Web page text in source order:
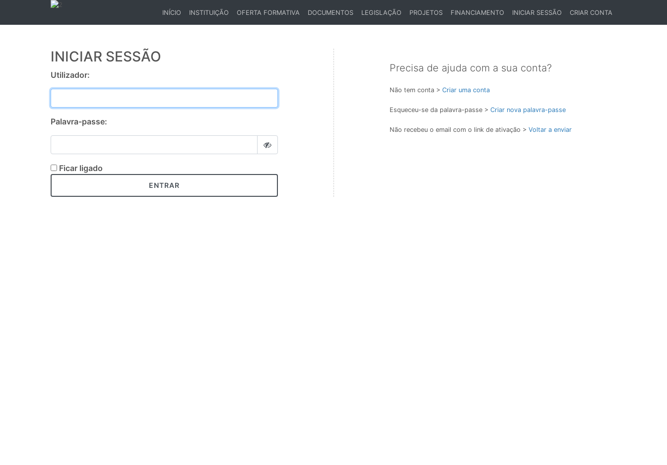
INÍCIO
INSTITUIÇÃO OFERTA FORMATIVA DOCUMENTOS LEGISLAÇÃO PROJETOS FINANCIAMENTO INICIAR SESSÃO CRIAR CONTA
INICIAR SESSÃO
Utilizador:
Palavra-passe:
Ficar ligado
ENTRAR
Precisa de ajuda com a sua conta?
Não tem conta > Criar uma conta
Esqueceu-se da palavra-passe > Criar nova palavra-passe
Não recebeu o email com o link de ativação > Voltar a enviar